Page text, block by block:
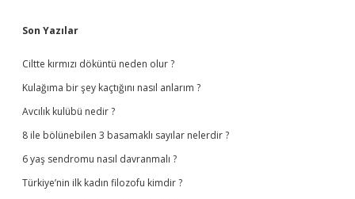
Sidebar
Son Yazılar
Ciltte kırmızı döküntü neden olur ?
Kulağıma bir şey kaçtığını nasıl anlarım ?
Avcılık kulübü nedir ?
8 ile bölünebilen 3 basamaklı sayılar nelerdir ?
6 yaş sendromu nasıl davranmalı ?
Türkiye’nin ilk kadın filozofu kimdir ?